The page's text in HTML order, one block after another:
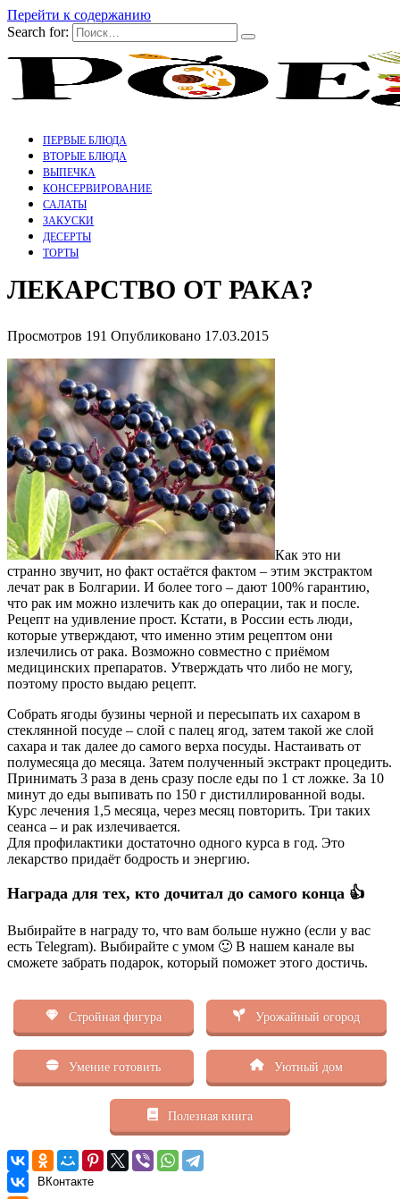
Перейти к содержанию
Search for:
ПЕРВЫЕ БЛЮДА
ВТОРЫЕ БЛЮДА
ВЫПЕЧКА
КОНСЕРВИРОВАНИЕ
САЛАТЫ
ЗАКУСКИ
ДЕСЕРТЫ
ТОРТЫ
ЛЕКАРСТВО ОТ РАКА?
Просмотров 191 Опубликовано 17.03.2015
Как это ни
странно звучит, но факт остаётся фактом – этим экстрактом
лечат рак в Болгарии. И более того – дают 100% гарантию,
что рак им можно излечить как до операции, так и после.
Рецепт на удивление прост. Кстати, в России есть люди,
которые утверждают, что именно этим рецептом они
излечились от рака. Возможно совместно с приёмом
медицинских препаратов. Утверждать что либо не могу,
поэтому просто выдаю рецепт.
Собрать ягоды бузины черной и пересыпать их сахаром в
стеклянной посуде – слой с палец ягод, затем такой же слой
сахара и так далее до самого верха посуды. Настаивать от
полумесяца до месяца. Затем полученный экстракт процедить.
Принимать 3 раза в день сразу после еды по 1 ст ложке. За 10
минут до еды выпивать по 150 г дистиллированной воды.
Курс лечения 1,5 месяца, через месяц повторить. Три таких
сеанса – и рак излечивается.
Для профилактики достаточно одного курса в год. Это
лекарство придаёт бодрость и энергию.
Награда для тех, кто дочитал до самого конца 👍
Выбирайте в награду то, что вам больше нужно (если у вас
есть Telegram). Выбирайте с умом 🙂 В нашем канале вы
сможете забрать подарок, который поможет этого достичь.
Стройная фигура Урожайный огород
Умение готовить Уютный дом
Полезная книга
ВКонтакте